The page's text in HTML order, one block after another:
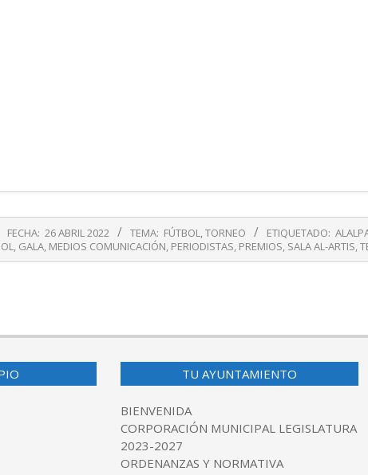
FECHA: 26 ABRIL 2022 TEMA: FÚTBOL,TORNEO ETIQUETADO:
, GALA, MEDIOS COMUNICACIÓN, PERIODISTAS, PREMIOS, SALA AL-ARTIS,
TU AYUNTAMIENTO
BIENVENIDA
CORPORACIÓN MUNICIPAL LEGISLATURA
2023-2027
ORDENANZAS Y NORMATIVA